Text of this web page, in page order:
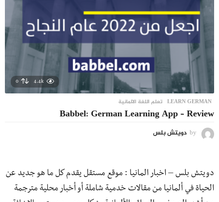
4.4k
0
LEARN GERMAN
,
تعلم اللغة الالمانية
Babbel: German Learning App – Review
by دويتش بلس
دويتش بلس – اخبار المانيا : موقع مستقل يقدم كل ما هو جديد عن
الحياة في ألمانيا من مقالات خدمية شاملة أو أخبار محلية مترجمة